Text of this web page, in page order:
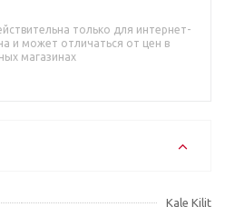
только для интернет-
и может отличаться от цен в
магазинах
Kale Kilit